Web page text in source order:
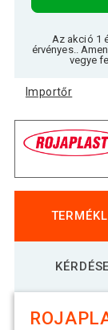
Az akció 1
érvényes..
vegye
Importőr